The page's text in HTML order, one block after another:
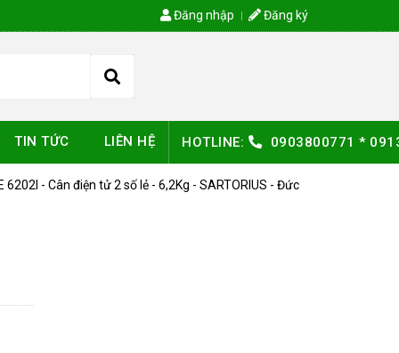
6202I - Cân điện tử 2 số lẻ - 6,2Kg - SARTORIUS - Đức
Đăng nhập Đăng ký
TIN TỨC LIÊN HỆ HOTLINE: 0903800771 *